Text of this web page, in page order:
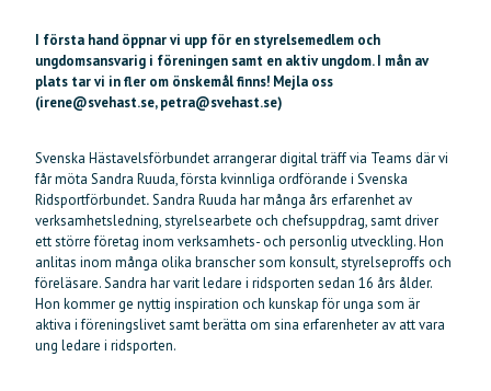
I första hand öppnar vi upp för en styrelsemedlem och
ungdomsansvarig i föreningen samt en aktiv ungdom. I mån av
plats tar vi in fler om önskemål finns! Mejla oss
(irene@svehast.se, petra@svehast.se)
Svenska Hästavelsförbundet arrangerar digital träff via Teams där vi
får möta Sandra Ruuda, första kvinnliga ordförande i Svenska
Ridsportförbundet.Sandra Ruuda har många års erfarenhet av
verksamhetsledning, styrelsearbete och chefsuppdrag, samt driver
ett större företag inom verksamhets- och personlig utveckling. Hon
anlitas inom många olika branscher som konsult, styrelseproffs och
föreläsare. Sandra har varit ledare i ridsporten sedan 16 års ålder.
Hon kommer ge nyttig inspiration och kunskap för unga som är
aktiva i föreningslivet samt berätta om sina erfarenheter av att vara
ung ledare i ridsporten.